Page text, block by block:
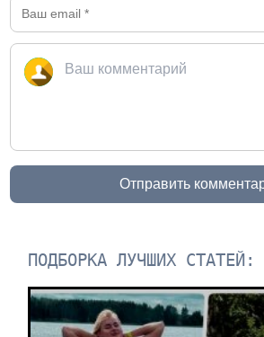
Отправить
ПОДБОРКА ЛУЧШИХ СТАТЕЙ: